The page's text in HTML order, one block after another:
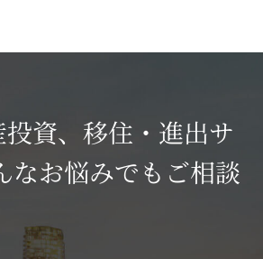
資、移住・進出サ
なお悩みでもご相談